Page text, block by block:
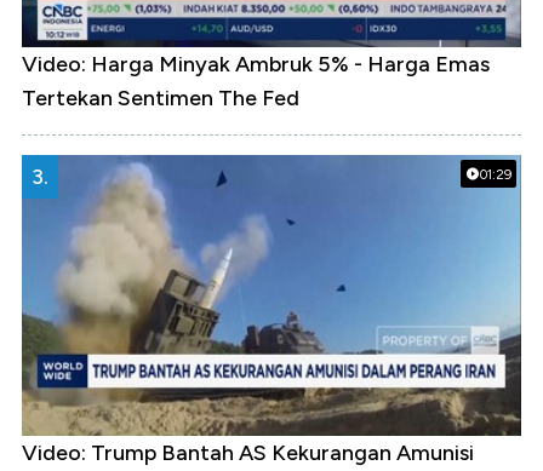
Video: Harga Minyak Ambruk 5% - Harga Emas
Tertekan Sentimen The Fed
01:29
3.
Video: Trump Bantah AS Kekurangan Amunisi